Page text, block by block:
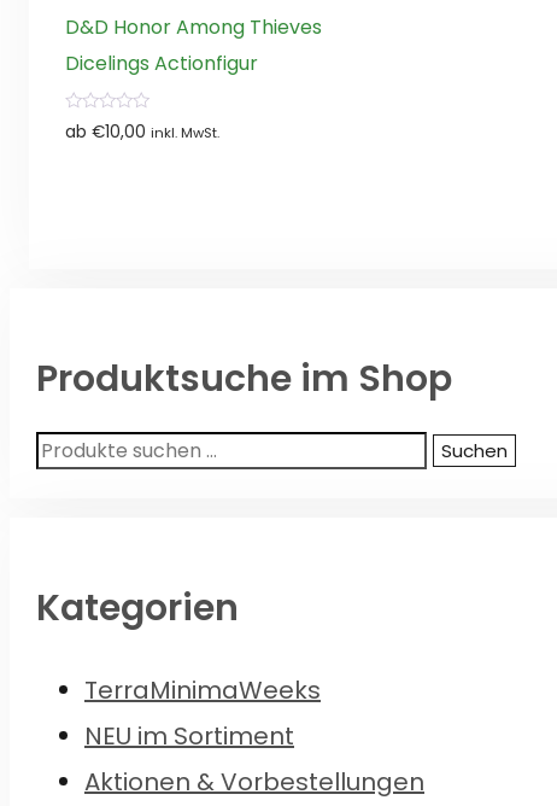
D&D Honor Among Thieves
Dicelings Actionfigur
von
ab €10,00 inkl. MwSt.
Produktsuche im Shop
Suchen
Suchen
Kategorien
TerraMinimaWeeks
NEU im Sortiment
Aktionen & Vorbestellungen